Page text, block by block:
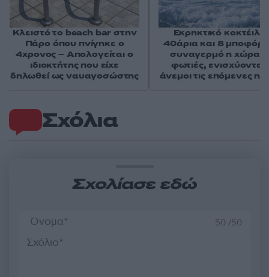
Σχόλια
Σχολίασε εδώ
50 /50
Κλειστό το beach bar στην
Πάρο όπου πνίγηκε ο
4χρονος – Απολογείται ο
ιδιοκτήτης που είχε
δηλωθεί ως ναυαγοσώστης
Εκρηκτικό κοκτέιλ
40άρια και 8 μποφόρ
συναγερμό η χώρα
φωτιές, ενισχύονται
άνεμοι τις επόμενες